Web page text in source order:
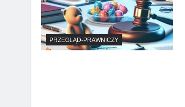
PRZEGLĄD-PRAWNICZY